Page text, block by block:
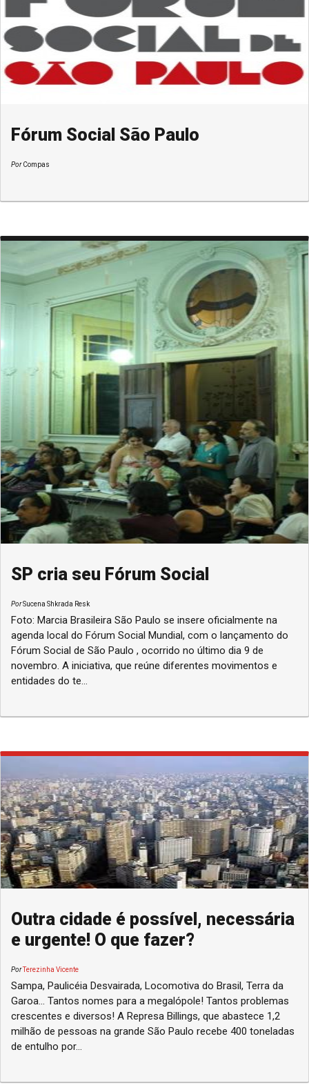
Fórum Social São Paulo
PorCompas
SP cria seu Fórum Social
PorSucena Shkrada Resk
Foto: Marcia Brasileira São Paulo se insere oficialmente na
agenda local do Fórum Social Mundial, com o lançamento do
Fórum Social de São Paulo , ocorrido no último dia 9 de
novembro. A iniciativa, que reúne diferentes movimentos e
entidades do te...
Outra cidade é possível, necessária
e urgente! O que fazer?
PorTerezinha Vicente
Sampa, Paulicéia Desvairada, Locomotiva do Brasil, Terra da
Garoa... Tantos nomes para a megalópole! Tantos problemas
crescentes e diversos! A Represa Billings, que abastece 1,2
milhão de pessoas na grande São Paulo recebe 400 toneladas
de entulho por...